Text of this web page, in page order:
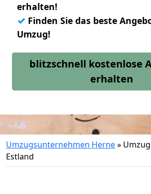
erhalten!
✓ Finden Sie das beste
Umzug!
blitzschnell kostenlose
erhalten
Umzugsunternehmen Herne»
Estland